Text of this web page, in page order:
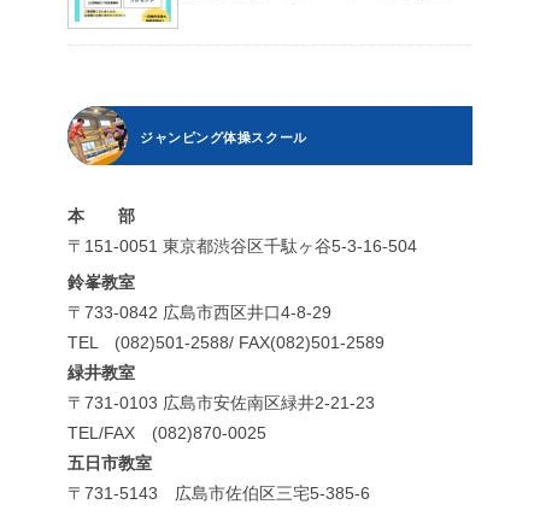
ジャンピング体操スクール
本 部
〒151-0051 東京都渋谷区千駄ヶ谷5-3-16-504
鈴峯教室
〒733-0842 広島市西区井口4-8-29
TEL (082)501-2588/ FAX(082)501-2589
緑井教室
〒731-0103 広島市安佐南区緑井2-21-23
TEL/FAX (082)870-0025
五日市教室
〒731-5143 広島市佐伯区三宅5-385-6